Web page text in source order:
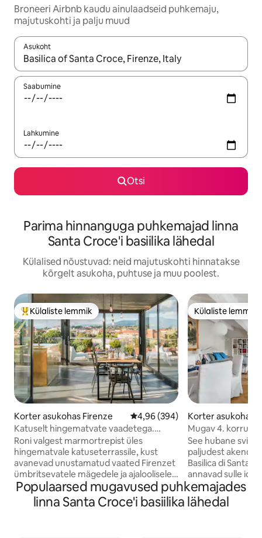
Broneeri Airbnb kaudu ainulaadseid puhkemaju,
majutuskohti ja palju muud
Asukoht
Kui tulemused on kuvatud, liigu ekraanil nooleklahvidega või
Saabumine
Lahkumine
Otsi
Parima hinnanguga puhkemajad linna
Santa Croce'i basiilika lähedal
Külalised nõustuvad: neid majutuskohti hinnatakse
kõrgelt asukoha, puhtuse ja muu poolest.
Külaliste suur lemmik
Külaliste lemmik
Korter asukohas Firenze Keskmine hinnang 4,96/5, 394
4,96 (394)
Katuselt hingematvate vaadetega.
Lühike jalutuskäik Duomosse.
Roni valgest marmortrepist üles
hingematvale katuseterrassile, kust
avanevad unustamatud vaated Firenzet
ümbritsevatele mägedele ja ajaloolisele
keskusele. See korter on hiljuti
renoveeritud, segades erinevaid
arhitektuuri ja disaini. Korteris on
Külaliste lemmik
Külaliste lemmik
Korter asukohas
Mugav 4. korruse
Santa Croce 'ile
See hubane sviit
paljudest
Basilica di Santa
annavad sulle
imetleda selle
majesteetlikkust
mugavustest. Kui
Populaarsed mugavused puhkemajades
linna Santa Croce'i basiilika lähedal